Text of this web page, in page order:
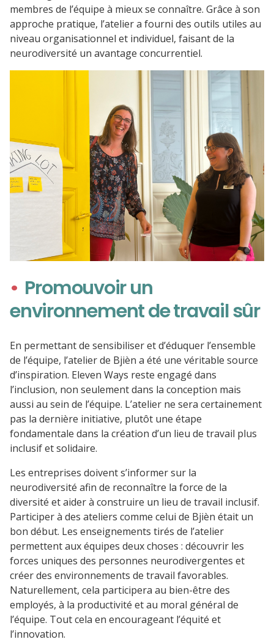
membres de l’équipe à mieux se connaître. Grâce à son
approche pratique, l’atelier a fourni des outils utiles au
niveau organisationnel et individuel, faisant de la
neurodiversité un avantage concurrentiel.
Promouvoir un
environnement de travail sûr
En permettant de sensibiliser et d’éduquer l’ensemble
de l’équipe, l’atelier de Bjièn a été une véritable source
d’inspiration. Eleven Ways reste engagé dans
l’inclusion, non seulement dans la conception mais
aussi au sein de l’équipe. L’atelier ne sera certainement
pas la dernière initiative, plutôt une étape
fondamentale dans la création d’un lieu de travail plus
inclusif et solidaire.
Les entreprises doivent s’informer sur la
neurodiversité afin de reconnaître la force de la
diversité et aider à construire un lieu de travail inclusif.
Participer à des ateliers comme celui de Bjièn était un
bon début. Les enseignements tirés de l’atelier
permettent aux équipes deux choses : découvrir les
forces uniques des personnes neurodivergentes et
créer des environnements de travail favorables.
Naturellement, cela participera au bien-être des
employés, à la productivité et au moral général de
l’équipe. Tout cela en encourageant l’équité et
l’innovation.